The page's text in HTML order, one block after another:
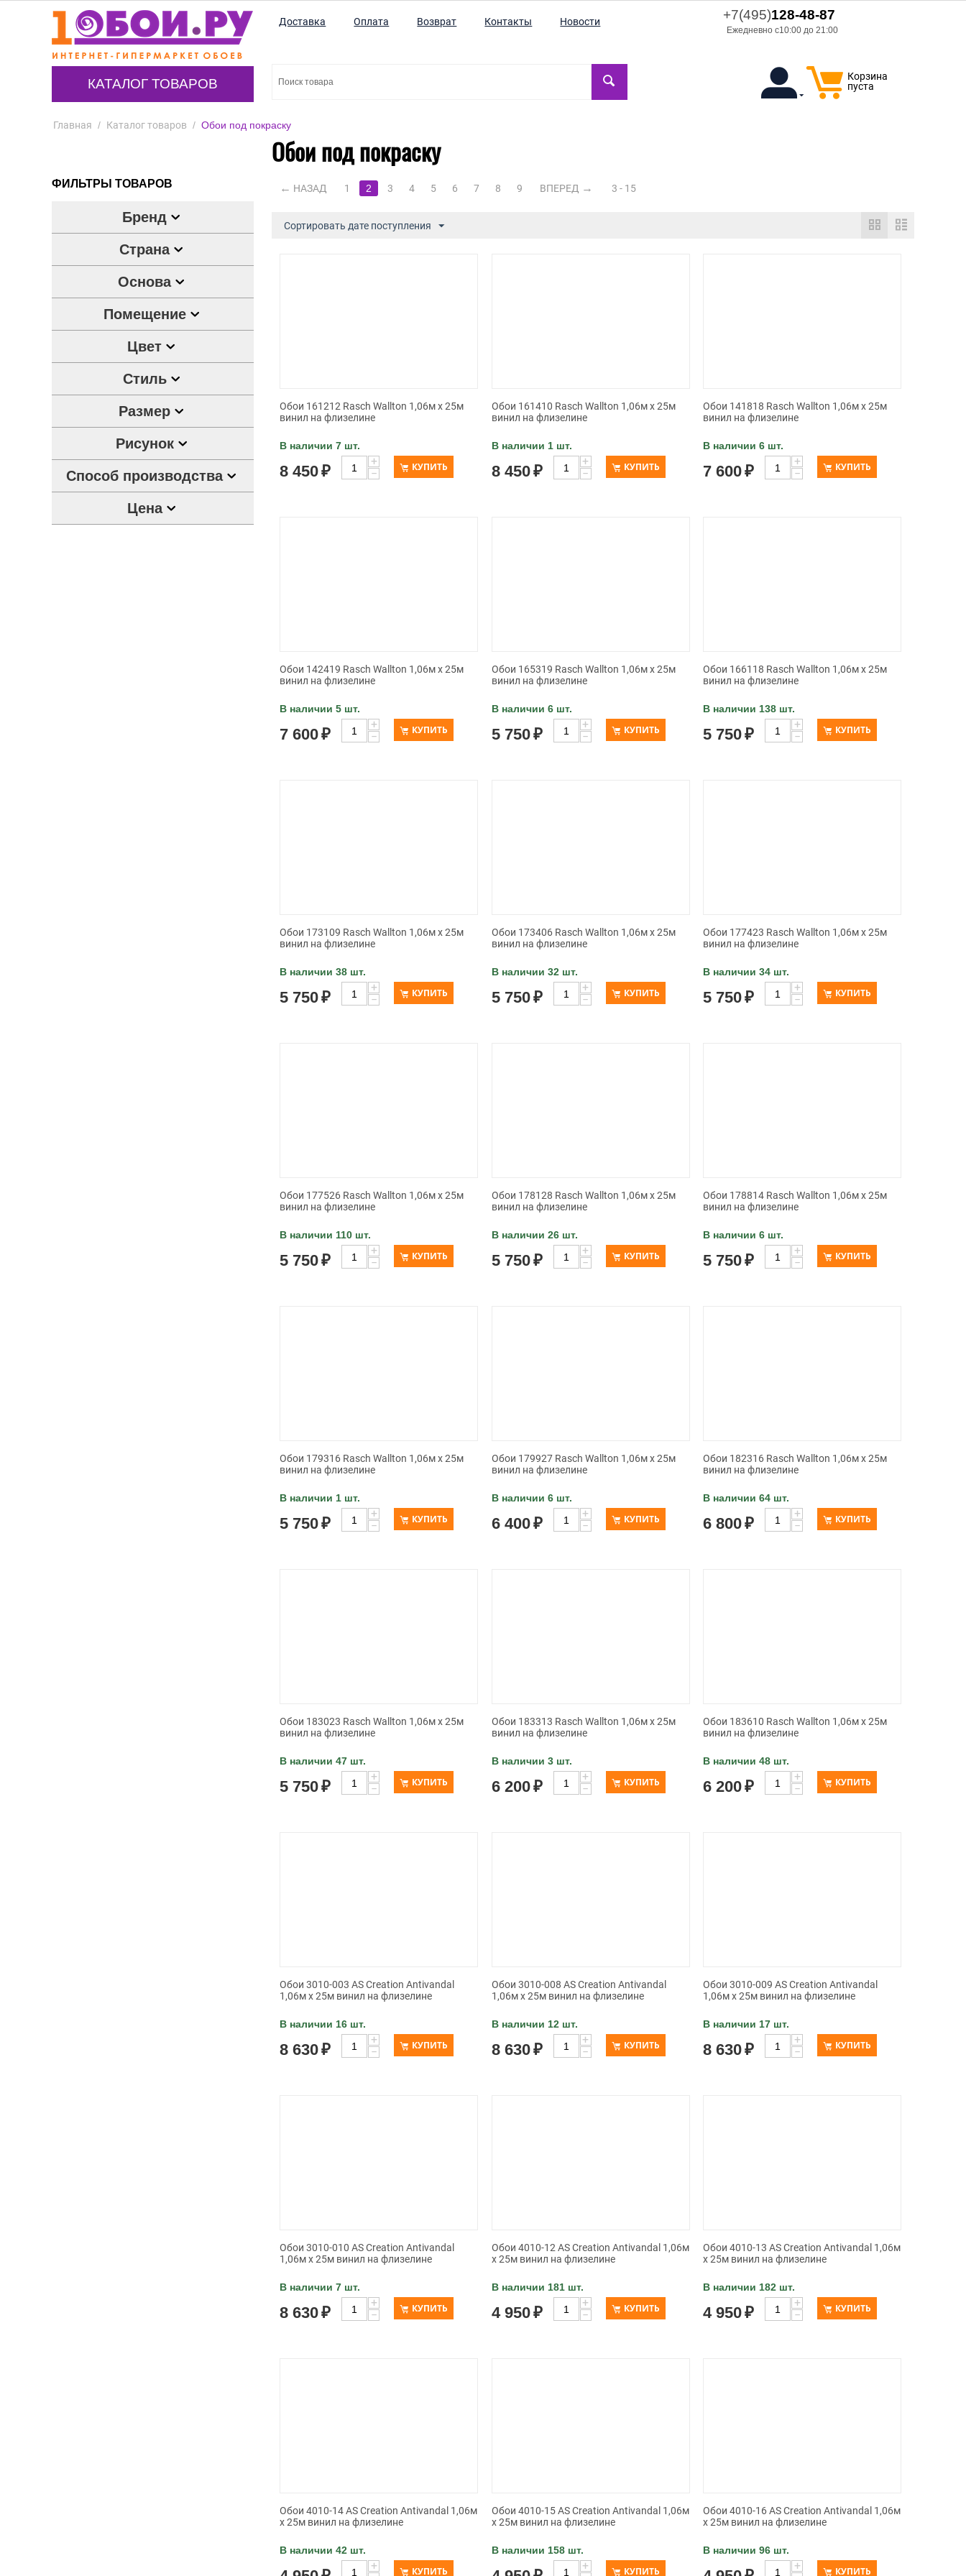
КАТАЛОГ ТОВАРОВ
Доставка Оплата Возврат Контакты Новости +7(495)128-48-87
Ежедневно с10:00 до 21:00
Корзина
пуста
Главная / Каталог товаров / Обои под покраску
ФИЛЬТРЫ ТОВАРОВ
Бренд
Страна
Основа
Помещение
Цвет
Стиль
Размер
Рисунок
Способ производства
Цена
Обои под покраску
НАЗАД 1 2 3 4 5 6 7 8 9 ВПЕРЕД 3 - 15
Сортировать дате поступления
Обои 161212 Rasch Wallton 1,06м x 25м
винил на флизелине
В наличии 7 шт.
8 450₽
+
−
КУПИТЬ
Обои 161410 Rasch Wallton 1,06м x 25м
винил на флизелине
В наличии 1 шт.
8 450₽
+
−
КУПИТЬ
Обои 141818 Rasch Wallton 1,06м x 25м
винил на флизелине
В наличии 6 шт.
7 600₽
+
−
КУПИТЬ
Обои 142419 Rasch Wallton 1,06м x 25м
винил на флизелине
В наличии 5 шт.
7 600₽
+
−
КУПИТЬ
Обои 165319 Rasch Wallton 1,06м x 25м
винил на флизелине
В наличии 6 шт.
5 750₽
+
−
КУПИТЬ
Обои 166118 Rasch Wallton 1,06м x 25м
винил на флизелине
В наличии 138 шт.
5 750₽
+
−
КУПИТЬ
Обои 173109 Rasch Wallton 1,06м x 25м
винил на флизелине
В наличии 38 шт.
5 750₽
+
−
КУПИТЬ
Обои 173406 Rasch Wallton 1,06м x 25м
винил на флизелине
В наличии 32 шт.
5 750₽
+
−
КУПИТЬ
Обои 177423 Rasch Wallton 1,06м x 25м
винил на флизелине
В наличии 34 шт.
5 750₽
+
−
КУПИТЬ
Обои 177526 Rasch Wallton 1,06м x 25м
винил на флизелине
В наличии 110 шт.
5 750₽
+
−
КУПИТЬ
Обои 178128 Rasch Wallton 1,06м x 25м
винил на флизелине
В наличии 26 шт.
5 750₽
+
−
КУПИТЬ
Обои 178814 Rasch Wallton 1,06м x 25м
винил на флизелине
В наличии 6 шт.
5 750₽
+
−
КУПИТЬ
Обои 179316 Rasch Wallton 1,06м x 25м
винил на флизелине
В наличии 1 шт.
5 750₽
+
−
КУПИТЬ
Обои 179927 Rasch Wallton 1,06м x 25м
винил на флизелине
В наличии 6 шт.
6 400₽
+
−
КУПИТЬ
Обои 182316 Rasch Wallton 1,06м x 25м
винил на флизелине
В наличии 64 шт.
6 800₽
+
−
КУПИТЬ
Обои 183023 Rasch Wallton 1,06м x 25м
винил на флизелине
В наличии 47 шт.
5 750₽
+
−
КУПИТЬ
Обои 183313 Rasch Wallton 1,06м x 25м
винил на флизелине
В наличии 3 шт.
6 200₽
+
−
КУПИТЬ
Обои 183610 Rasch Wallton 1,06м x 25м
винил на флизелине
В наличии 48 шт.
6 200₽
+
−
КУПИТЬ
Обои 3010-003 AS Creation Antivandal
1,06м x 25м винил на флизелине
В наличии 16 шт.
8 630₽
+
−
КУПИТЬ
Обои 3010-008 AS Creation Antivandal
1,06м x 25м винил на флизелине
В наличии 12 шт.
8 630₽
+
−
КУПИТЬ
Обои 3010-009 AS Creation Antivandal
1,06м x 25м винил на флизелине
В наличии 17 шт.
8 630₽
+
−
КУПИТЬ
Обои 3010-010 AS Creation Antivandal
1,06м x 25м винил на флизелине
В наличии 7 шт.
8 630₽
+
−
КУПИТЬ
Обои 4010-12 AS Creation Antivandal 1,06м
x 25м винил на флизелине
В наличии 181 шт.
4 950₽
+
−
КУПИТЬ
Обои 4010-13 AS Creation Antivandal 1,06м
x 25м винил на флизелине
В наличии 182 шт.
4 950₽
+
−
КУПИТЬ
Обои 4010-14 AS Creation Antivandal 1,06м
x 25м винил на флизелине
В наличии 42 шт.
+
КУПИТЬ
Обои 4010-15 AS Creation Antivandal 1,06м
x 25м винил на флизелине
В наличии 158 шт.
+
КУПИТЬ
Обои 4010-16 AS Creation Antivandal 1,06м
x 25м винил на флизелине
В наличии 96 шт.
+
КУПИТЬ